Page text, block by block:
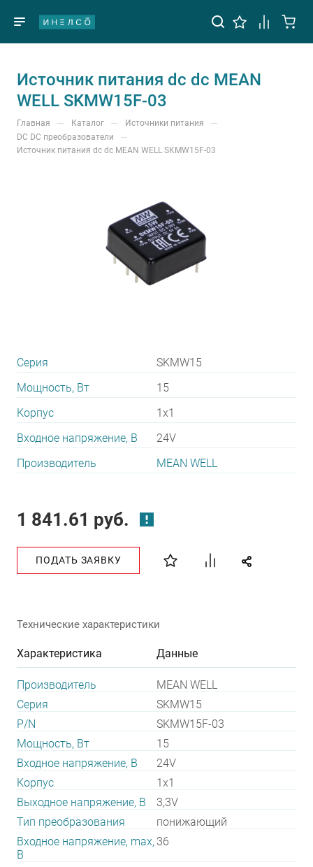
Источник питания dc dc MEAN
WELL SKMW15F-03
Главная — Каталог — Источники питания —
DС DС преобразователи —
Источник питания dc dc MEAN WELL SKMW15F-03
Серия
SKMW15
Мощность, Вт
15
Корпус
1x1
Входное напряжение, В
24V
Производитель
MEAN WELL
1 841.61 руб.
ПОДАТЬ ЗАЯВКУ
Технические характеристики
Характеристика Данные
Производитель
MEAN WELL
Серия
SKMW15
P/N
SKMW15F-03
Мощность, Вт
15
Входное напряжение, В
24V
Корпус
1x1
Выходное напряжение, В
3,3V
Тип преобразования
понижающий
Входное напряжение, max,
В
36